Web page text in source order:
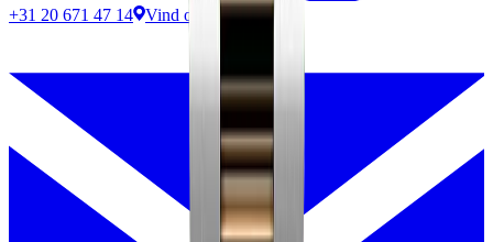
+31 20 671 47 14 Vind ons